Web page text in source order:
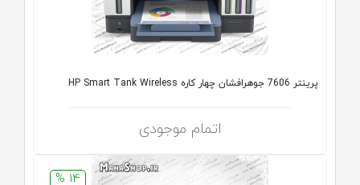
پرینتر 7606 جوهرافشان چهار کاره HP Smart Tank Wireless
اتمام موجودی
14 %